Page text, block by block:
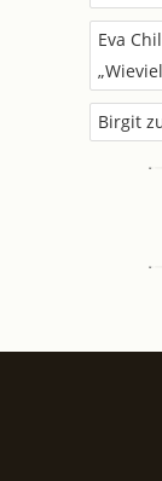
Eva
Birgit